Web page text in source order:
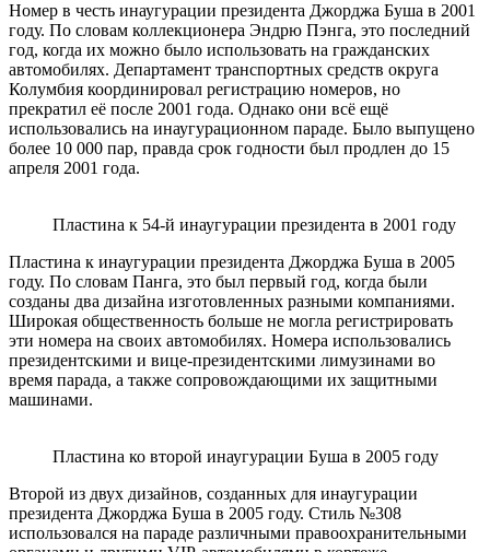
Номер в честь инаугурации президента Джорджа Буша в 2001
году. По словам коллекционера Эндрю Пэнга, это последний
год, когда их можно было использовать на гражданских
автомобилях. Департамент транспортных средств округа
Колумбия координировал регистрацию номеров, но
прекратил её после 2001 года. Однако они всё ещё
использовались на инаугурационном параде. Было выпущено
более 10 000 пар, правда срок годности был продлен до 15
апреля 2001 года.
Пластина к 54-й инаугурации президента в 2001 году
Пластина к инаугурации президента Джорджа Буша в 2005
году. По словам Панга, это был первый год, когда были
созданы два дизайна изготовленных разными компаниями.
Широкая общественность больше не могла регистрировать
эти номера на своих автомобилях. Номера использовались
президентскими и вице-президентскими лимузинами во
время парада, а также сопровождающими их защитными
машинами.
Пластина ко второй инаугурации Буша в 2005 году
Второй из двух дизайнов, созданных для инаугурации
президента Джорджа Буша в 2005 году. Стиль №308
использовался на параде различными правоохранительными